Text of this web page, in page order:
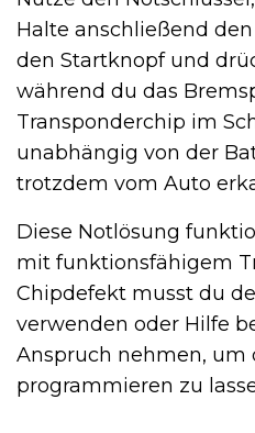
Halte anschließend
den Startknopf und
während du das
Transponderchip im
unabhängig von der
trotzdem vom Auto
Diese Notlösung
mit funktionsfähigem
Chipdefekt musst du
verwenden oder Hilfe
Anspruch nehmen, um
programmieren zu